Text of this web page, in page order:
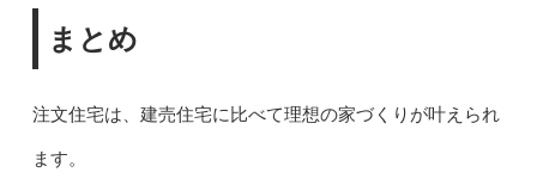
まとめ
注文住宅は、建売住宅に比べて理想の家づくりが叶えられ
ます。